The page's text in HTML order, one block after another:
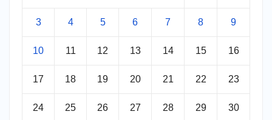
3 4 5 6 7 8 9
10 11 12 13 14 15 16
17 18 19 20 21 22 23
24 25 26 27 28 29 30